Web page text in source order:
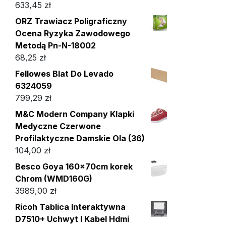
633,45 zł
ORZ Trawiacz Poligraficzny
Ocena Ryzyka Zawodowego
Metodą Pn-N-18002
68,25 zł
Fellowes Blat Do Levado
6324059
799,29 zł
M&C Modern Company Klapki
Medyczne Czerwone
Profilaktyczne Damskie Ola (36)
104,00 zł
Besco Goya 160x70cm korek
Chrom (WMD160G)
3989,00 zł
Ricoh Tablica Interaktywna
D7510+ Uchwyt I Kabel Hdmi